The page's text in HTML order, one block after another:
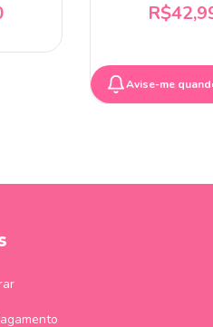
Avise-me